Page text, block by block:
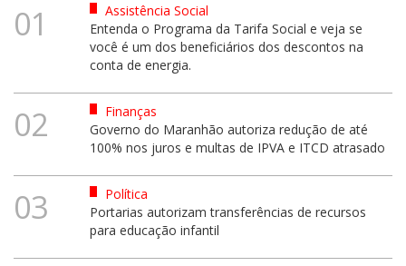
01
Assistência Social
Entenda o Programa da Tarifa Social e veja se
você é um dos beneficiários dos descontos na
conta de energia.
02
Finanças
Governo do Maranhão autoriza redução de até
100% nos juros e multas de IPVA e ITCD atrasado
03
Política
Portarias autorizam transferências de recursos
para educação infantil